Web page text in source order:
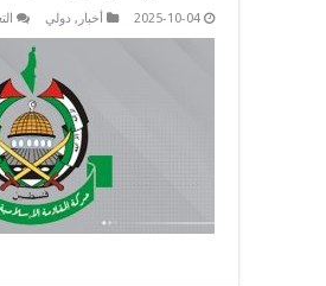
2025-10-04 أخبار , دولي